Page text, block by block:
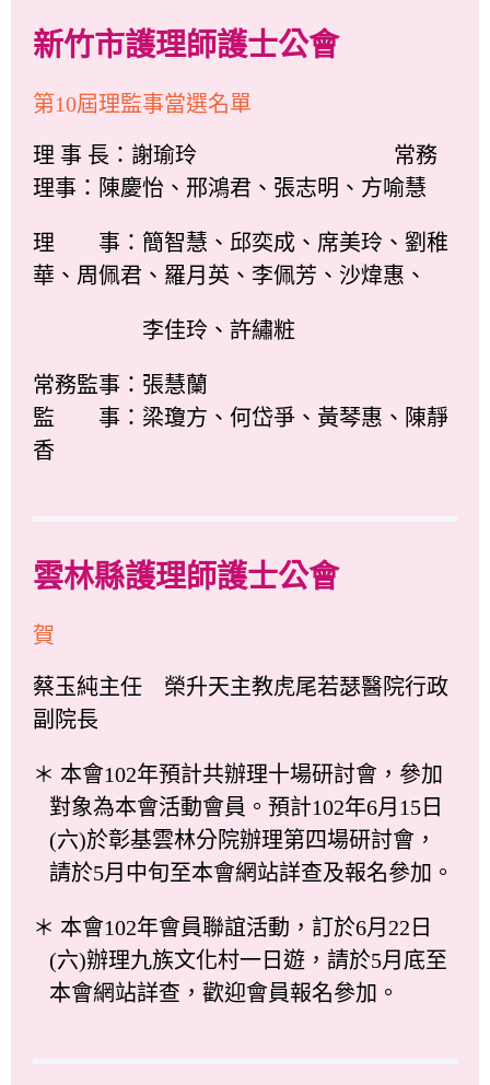
新竹市護理師護士公會
第10屆理監事當選名單
理 事 長：謝瑜玲 常務
理事：陳慶怡、邢鴻君、張志明、方喻慧
理 事：簡智慧、邱奕成、席美玲、劉稚
華、周佩君、羅月英、李佩芳、沙煒惠、
李佳玲、許繡粧
常務監事：張慧蘭
監 事：梁瓊方、何岱爭、黃琴惠、陳靜
香
雲林縣護理師護士公會
賀
蔡玉純主任 榮升天主教虎尾若瑟醫院行政
副院長
＊ 本會102年預計共辦理十場研討會，參加
對象為本會活動會員。預計102年6月15日
(六)於彰基雲林分院辦理第四場研討會，
請於5月中旬至本會網站詳查及報名參加。
＊ 本會102年會員聯誼活動，訂於6月22日
(六)辦理九族文化村一日遊，請於5月底至
本會網站詳查，歡迎會員報名參加。